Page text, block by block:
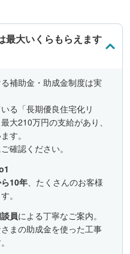
最大いくらもらえます
補助金・助成金制度は実
る「長期優良住宅化リ
大210万円の支給があり、
す。
確認ください。
10年、たくさんのお客様
。
員による丁寧なご案内。
まの助成金を使った工事